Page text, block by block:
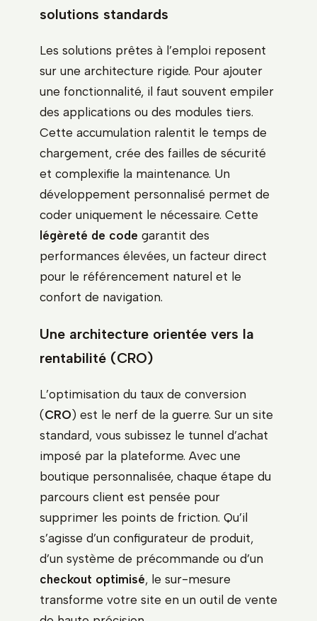
solutions standards
Les solutions prêtes à l’emploi reposent
sur une architecture rigide. Pour ajouter
une fonctionnalité, il faut souvent empiler
des applications ou des modules tiers.
Cette accumulation ralentit le temps de
chargement, crée des failles de sécurité
et complexifie la maintenance. Un
développement personnalisé permet de
coder uniquement le nécessaire. Cette
légèreté de code garantit des
performances élevées, un facteur direct
pour le référencement naturel et le
confort de navigation.
Une architecture orientée vers la
rentabilité (CRO)
L’optimisation du taux de conversion
(CRO) est le nerf de la guerre. Sur un site
standard, vous subissez le tunnel d’achat
imposé par la plateforme. Avec une
boutique personnalisée, chaque étape du
parcours client est pensée pour
supprimer les points de friction. Qu’il
s’agisse d’un configurateur de produit,
d’un système de précommande ou d’un
checkout optimisé, le sur-mesure
transforme votre site en un outil de vente